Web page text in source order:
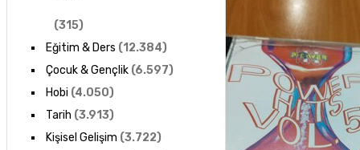
(315)
Eğitim & Ders (12.384)
Çocuk & Gençlik(6.597)
Hobi (4.050)
Tarih (3.913)
Kişisel Gelişim (3.722)